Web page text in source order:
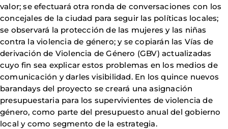
valor; se efectuará otra ronda de conversaciones con los
concejales de la ciudad para seguir las políticas locales;
se observará la protección de las mujeres y las niñas
contra la violencia de género; y se copiarán las Vías de
derivación de Violencia de Género (GBV) actualizadas
cuyo fin sea explicar estos problemas en los medios de
comunicación y darles visibilidad. En los quince nuevos
barandays del proyecto se creará una asignación
presupuestaria para los supervivientes de violencia de
género, como parte del presupuesto anual del gobierno
local y como segmento de la estrategia.